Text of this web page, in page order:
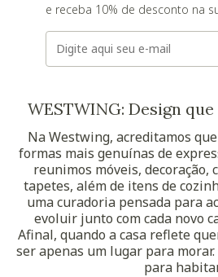
e receba 10% de desconto na
E-mail
WESTWING: Design
Na Westwing, acreditamos
formas mais genuínas de
reunimos móveis, decoração,
tapetes, além de itens de
uma curadoria pensada para
evoluir junto com cada novo
Afinal, quando a casa reflete
ser apenas um lugar para
para